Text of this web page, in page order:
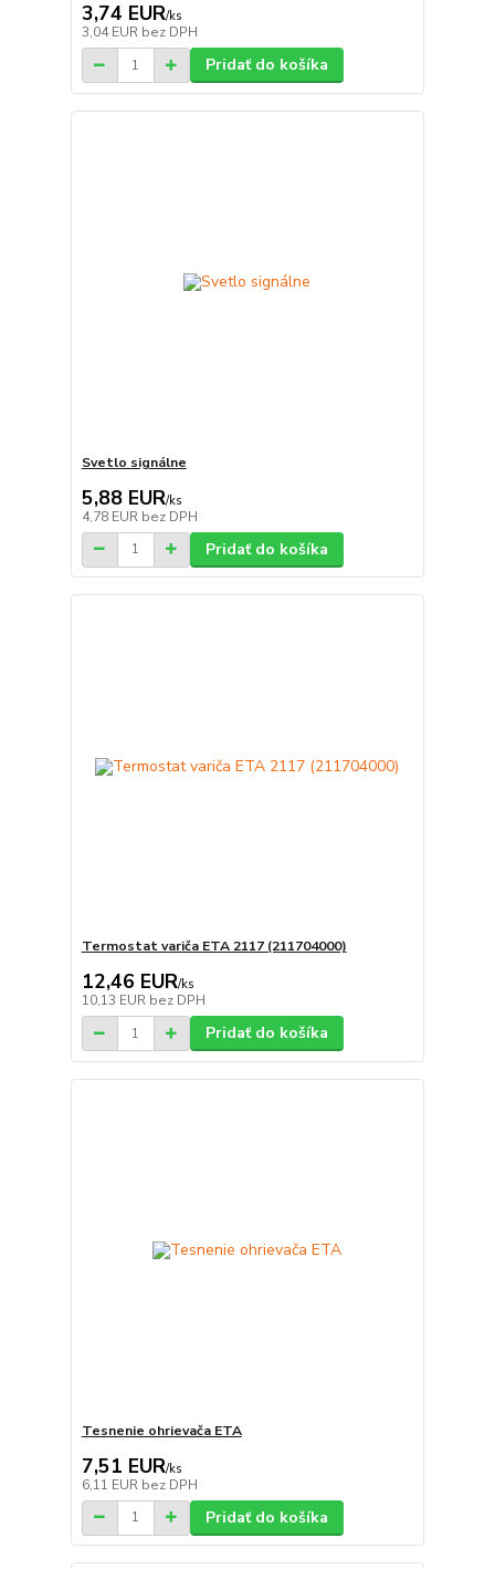
3,74 EUR/ks
3,04 EUR bez DPH
Pridať do košíka
Svetlo signálne
5,88 EUR/ks
4,78 EUR bez DPH
Pridať do košíka
Termostat variča ETA 2117 (211704000)
12,46 EUR/ks
10,13 EUR bez DPH
Pridať do košíka
Tesnenie ohrievača ETA
7,51 EUR/ks
6,11 EUR bez DPH
Pridať do košíka